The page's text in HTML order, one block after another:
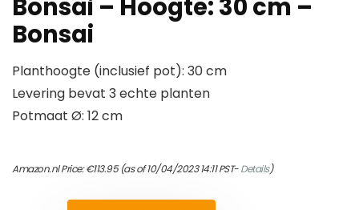
Bonsai – Hoogte: 30 cm –
Bonsai
Planthoogte (inclusief pot): 30 cm
Levering bevat 3 echte planten
Potmaat Ø: 12 cm
Amazon.nl Price:€113.95(as of 10/04/2023 14:11 PST-Details)